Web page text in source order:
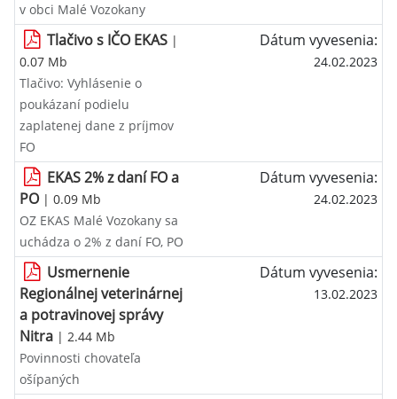
v obci Malé Vozokany
Tlačivo s IČO EKAS |
0.07 Mb
Dátum vyvesenia:
24.02.2023
Tlačivo: Vyhlásenie o
poukázaní podielu
zaplatenej dane z príjmov
FO
EKAS 2% z daní FO a
PO| 0.09 Mb
Dátum vyvesenia:
24.02.2023
OZ EKAS Malé Vozokany sa
uchádza o 2% z daní FO, PO
Usmernenie
Regionálnej veterinárnej
a potravinovej správy
Nitra | 2.44 Mb
Dátum vyvesenia:
13.02.2023
Povinnosti chovateľa
ošípaných